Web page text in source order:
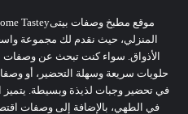
المنزلي، حيث نقدم لك مجموعة
الأذواق. سواء كنت تبحث عن وصفات
حلويات سريعة وسهلة التحضير، أو
في تحضير وجبات لذيذة وبسيطة. يتميز
في الطهي، بالإضافة إلى وصفات